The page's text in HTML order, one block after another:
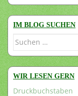
IM BLOG SUCHEN
Suchen
WIR LESEN GERN
Druckbuchstaben